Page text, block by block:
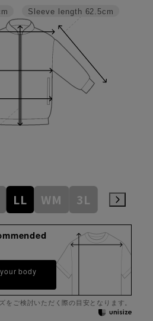
Sleeve length 62.5cm
LL WM 3L WL
body
をご検討いただく際の目安となります。